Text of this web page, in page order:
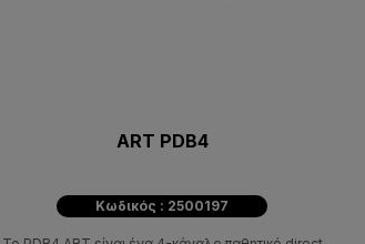
ART PDB4
Κωδικός : 2500197